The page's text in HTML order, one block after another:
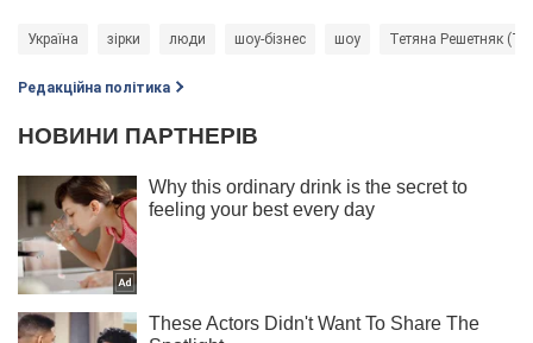
Україна зірки люди шоу-бізнес шоу Тетяна Решетняк
Редакційна політика